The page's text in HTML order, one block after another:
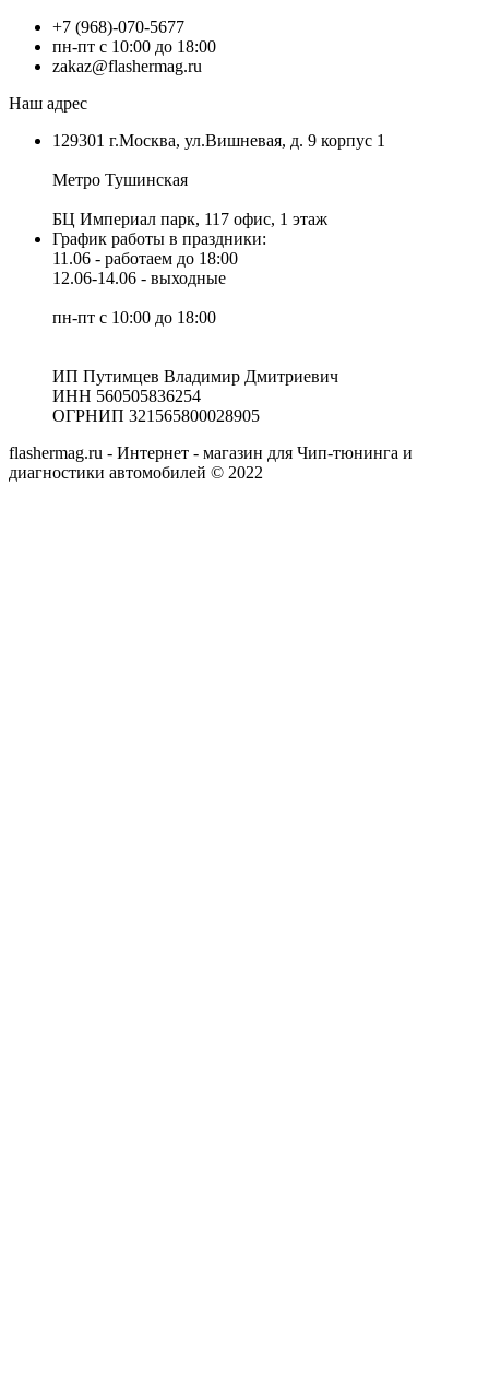
+7 (968)-070-5677
пн-пт с 10:00 до 18:00
zakaz@flashermag.ru
Наш адрес
129301 г.Москва, ул.Вишневая, д. 9 корпус 1
Метро Тушинская
БЦ Империал парк, 117 офис, 1 этаж
График работы в праздники:
11.06 - работаем до 18:00
12.06-14.06 - выходные
пн-пт с 10:00 до 18:00
ИП Путимцев Владимир Дмитриевич
ИНН 560505836254
ОГРНИП 321565800028905
flashermag.ru - Интернет - магазин для Чип-тюнинга и
диагностики автомобилей © 2022